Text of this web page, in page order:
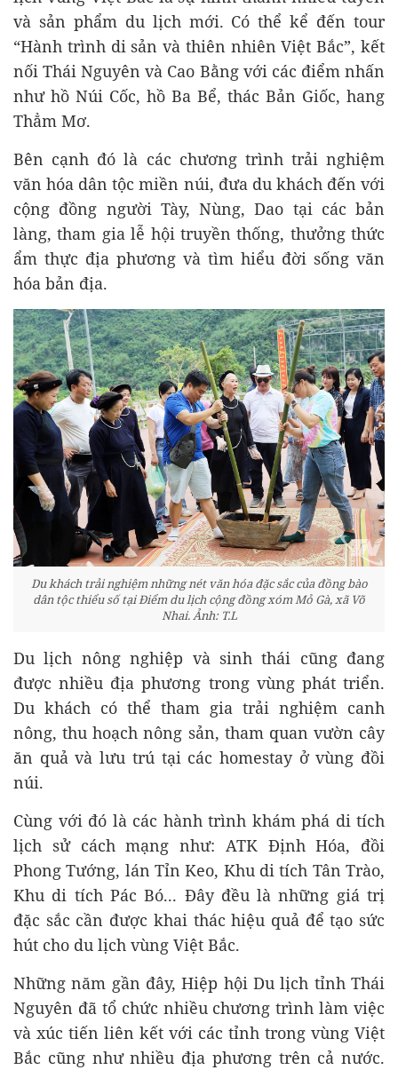
và sản phẩm du lịch mới. Có thể kể đến tour
“Hành trình di sản và thiên nhiên Việt Bắc”, kết
nối Thái Nguyên và Cao Bằng với các điểm nhấn
như hồ Núi Cốc, hồ Ba Bể, thác Bản Giốc, hang
Thẳm Mơ.
Bên cạnh đó là các chương trình trải nghiệm
văn hóa dân tộc miền núi, đưa du khách đến với
cộng đồng người Tày, Nùng, Dao tại các bản
làng, tham gia lễ hội truyền thống, thưởng thức
ẩm thực địa phương và tìm hiểu đời sống văn
hóa bản địa.
Du khách trải nghiệm những nét văn hóa đặc sắc của đồng bào
dân tộc thiểu số tại Điểm du lịch cộng đồng xóm Mỏ Gà, xã Võ
Nhai. Ảnh: T.L
Du lịch nông nghiệp và sinh thái cũng đang
được nhiều địa phương trong vùng phát triển.
Du khách có thể tham gia trải nghiệm canh
nông, thu hoạch nông sản, tham quan vườn cây
ăn quả và lưu trú tại các homestay ở vùng đồi
núi.
Cùng với đó là các hành trình khám phá di tích
lịch sử cách mạng như: ATK Định Hóa, đồi
Phong Tướng, lán Tỉn Keo, Khu di tích Tân Trào,
Khu di tích Pác Bó... Đây đều là những giá trị
đặc sắc cần được khai thác hiệu quả để tạo sức
hút cho du lịch vùng Việt Bắc.
Những năm gần đây, Hiệp hội Du lịch tỉnh Thái
Nguyên đã tổ chức nhiều chương trình làm việc
và xúc tiến liên kết với các tỉnh trong vùng Việt
Bắc cũng như nhiều địa phương trên cả nước.